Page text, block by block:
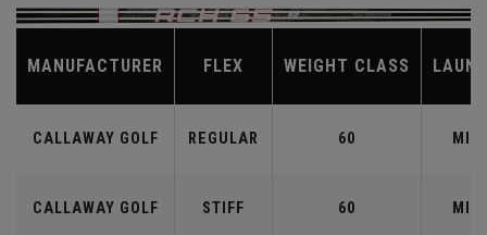
MANUFACTURER FLEX WEIGHT CLASS
CALLAWAY GOLF REGULAR 60 MID
CALLAWAY GOLF STIFF 60 MID